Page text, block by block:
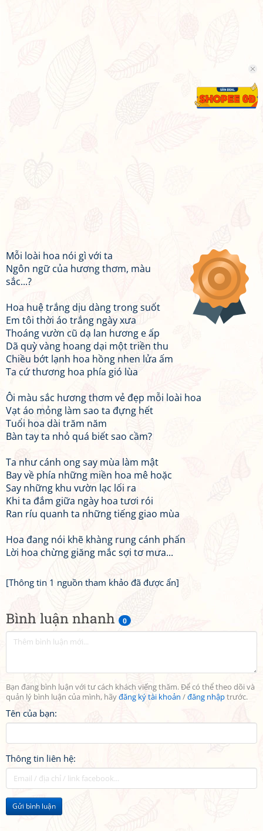
Bình luận nhanh 0
Bạn đang bình luận với tư cách khách viếng thăm. Để có thể theo dõi và
quản lý bình luận của mình, hãyđăng ký tài khoản /đăng nhậptrước.
Tên của bạn:
Thông tin liên hệ:
Gửi bình luận
Mỗi loài hoa nói gì với ta
Ngôn ngữ của hương thơm, màu
sắc...?
Hoa huệ trắng dịu dàng trong suốt
Em tôi thời áo trắng ngày xưa
Thoáng vườn cũ dạ lan hương e ấp
Dã quỳ vàng hoang dại một triền thu
Chiều bớt lạnh hoa hồng nhen lửa ấm
Ta cứ thương hoa phía gió lùa
Ôi màu sắc hương thơm vẻ đẹp mỗi loài hoa
Vạt áo mỏng làm sao ta đựng hết
Tuổi hoa dài trăm năm
Bàn tay ta nhỏ quá biết sao cầm?
Ta như cánh ong say mùa làm mật
Bay về phía những miền hoa mê hoặc
Say những khu vườn lạc lối ra
Khi ta đắm giữa ngày hoa tươi rói
Ran ríu quanh ta những tiếng giao mùa
Hoa đang nói khẽ khàng rung cánh phấn
Lời hoa chừng giăng mắc sợi tơ mưa...
[Thông tin 1 nguồn tham khảo đã được ẩn]